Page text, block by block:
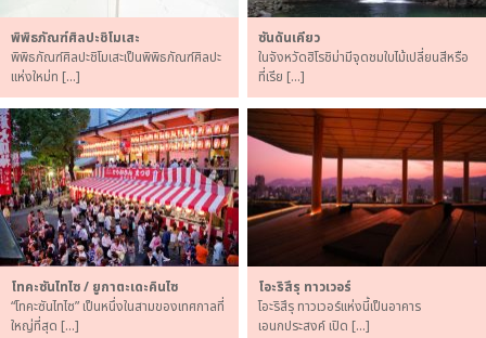
พิพิธภัณฑ์ศิลปะชิโมเสะ
พิพิธภัณฑ์ศิลปะชิโมเสะเป็นพิพิธภัณฑ์ศิลปะ
แห่งใหม่ท […]
ซันดันเคียว
ในจังหวัดฮิโรชิม่ามีจุดชมใบไม้เปลี่ยนสีหรือ
ที่เรีย […]
โทคะซันไทไซ / ยูกาตะเดะคินไซ
“โทคะซันไทไซ” เป็นหนึ่งในสามของเทศกาลที่
ใหญ่ที่สุด […]
โอะริสึรุ ทาวเวอร์
โอะริสึรุ ทาวเวอร์แห่งนี้เป็นอาคาร
เอนกประสงค์ เปิด […]